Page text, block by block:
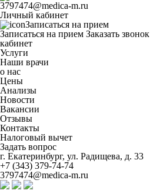
3797474@medica-m.ru
Личный кабинет
Записаться на прием
Записаться на прием Заказать звонок
кабинет
Услуги
Наши врачи
о нас
Цены
Анализы
Новости
Вакансии
Отзывы
Контакты
Налоговый вычет
Задать вопрос
г. Екатеринбург, ул. Радищева, д. 33
+7 (343) 379-74-74
3797474@medica-m.ru